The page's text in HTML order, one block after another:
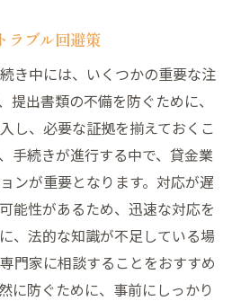
ラブル回避策
き中には、いくつかの重要な注
提出書類の不備を防ぐために、
し、必要な証拠を揃えておくこ
手続きが進行する中で、貸金業
ンが重要となります。対応が遅
能性があるため、迅速な対応を
、法的な知識が不足している場
門家に相談することをおすすめ
に防ぐために、事前にしっかり